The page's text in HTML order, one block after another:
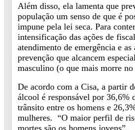
Além disso, ela lamenta que
população um senso de que é
impune pela lei seca. Para
intensificação das ações de
atendimento de emergência e as
prevenção que alcancem
masculino (o que mais morre
De acordo com a Cisa, a partir
álcool é responsável por 36,6%
trânsito entre os homens e
mulheres. “O maior perfil de